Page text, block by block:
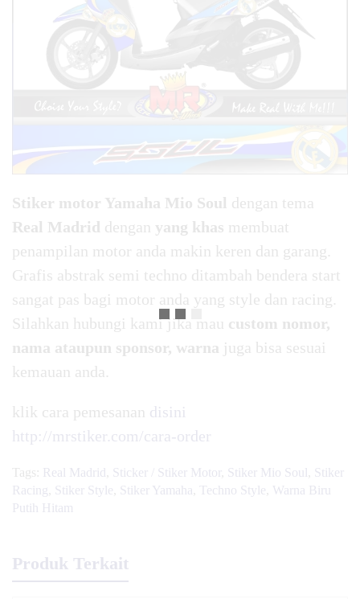
Stiker motor Yamaha Mio Soul dengan tema
Real Madrid dengan yang khas membuat
penampilan motor anda makin keren dan garang.
Grafis abstrak semi techno ditambah bendera start
sangat pas bagi motor anda yang style dan racing.
Silahkan hubungi kami jika mau custom nomor,
nama ataupun sponsor, warna juga bisa sesuai
kemauan anda.
klik cara pemesanan disini
http://mrstiker.com/cara-order
Tags: Real Madrid Sticker / Stiker Motor Stiker Mio Soul
Stiker
Racing
Stiker Style Stiker Yamaha Techno Style Warna Biru
Putih Hitam
Produk Terkait